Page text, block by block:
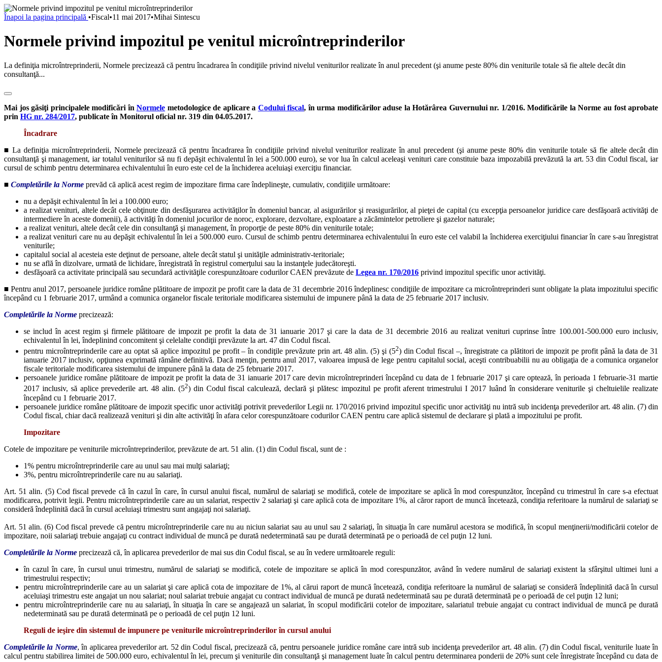
Înapoi la pagina principală •Fiscal•11 mai 2017•Mihai Sintescu
Normele privind impozitul pe venitul microîntreprinderilor
La definiţia microîntreprinderii, Normele precizează că pentru încadrarea în condiţiile privind nivelul veniturilor realizate în anul precedent (şi anume peste 80% din veniturile totale să fie altele decât din
consultanţă...
Mai jos găsiţi principalele modificări înNormele metodologice de aplicare a Codului fiscal, în urma modificărilor aduse la Hotărârea Guvernului nr. 1/2016.Modificările la Norme au fost aprobate
prin HG nr. 284/2017, publicate în Monitorul oficial nr. 319 din 04.05.2017.
Încadrare
■ La definiţia microîntreprinderii, Normele precizează că pentru încadrarea în condiţiile privind nivelul veniturilor realizate în anul precedent (şi anume peste 80% din veniturile totale să fie altele decât din
consultanţă şi management, iar totalul veniturilor să nu fi depăşit echivalentul în lei a 500.000 euro), se vor lua în calcul aceleaşi venituri care constituie baza impozabilă prevăzută la art. 53 din Codul fiscal, iar
cursul de schimb pentru determinarea echivalentului în euro este cel de la închiderea aceluiaşi exerciţiu financiar.
■ Completările la Norme prevăd că aplică acest regim de impozitare firma care îndeplineşte, cumulativ, condiţiile următoare:
nu a depăşit echivalentul în lei a 100.000 euro;
a realizat venituri, altele decât cele obţinute din desfăşurarea activităţilor în domeniul bancar, al asigurărilor şi reasigurărilor, al pieţei de capital (cu excepţia persoanelor juridice care desfăşoară activităţi de
intermediere în aceste domenii), ă activităţi în domeniul jocurilor de noroc, explorare, dezvoltare, exploatare a zăcămintelor petroliere şi gazelor naturale;
a realizat venituri, altele decât cele din consultanţă şi management, în proporţie de peste 80% din veniturile totale;
a realizat venituri care nu au depăşit echivalentul în lei a 500.000 euro. Cursul de schimb pentru determinarea echivalentului în euro este cel valabil la închiderea exerciţiului financiar în care s-au înregistrat
veniturile;
capitalul social al acesteia este deţinut de persoane, altele decât statul şi unităţile administrativ-teritoriale;
nu se află în dizolvare, urmată de lichidare, înregistrată în registrul comerţului sau la instanţele judecătoreşti.
desfăşoară ca activitate principală sau secundară activităţile corespunzătoare codurilorCAEN prevăzute de Legea nr. 170/2016 privind impozitul specific unor activităţi.
■ Pentru anul 2017, persoanele juridice române plătitoare de impozit pe profit care la data de 31 decembrie 2016 îndeplinesc condiţiile de impozitare ca microîntreprinderi sunt obligate la plata impozitului specific
începând cu 1 februarie 2017, urmând a comunica organelor fiscale teritoriale modificarea sistemului de impunere până la data de 25 februarie 2017 inclusiv.
Completările la Norme precizează:
se includ în acest regim şi firmele plătitoare de impozit pe profit la data de 31 ianuarie 2017 şi care la data de 31 decembrie 2016 au realizat venituri cuprinse între 100.001-500.000 euro inclusiv,
echivalentul în lei, îndeplinind concomitent şi celelalte condiţii prevăzute la art. 47 din Codul fiscal.
pentru microîntreprinderile care au optat să aplice impozitul pe profit – în condiţile prevăzute prin art. 48 alin. (5) şi (52) din Codul fiscal –, înregistrate ca plătitori de impozit pe profit până la data de 31
ianuarie 2017 inclusiv, opţiunea exprimată rămâne definitivă. Dacă menţin, pentru anul 2017, valoarea impusă de lege pentru capitalul social, aceşti contribuabilii nu au obligaţia de a comunica organelor
fiscale teritoriale modificarea sistemului de impunere până la data de 25 februarie 2017.
persoanele juridice române plătitoare de impozit pe profit la data de 31 ianuarie 2017 care devin microîntreprinderi începând cu data de 1 februarie 2017 şi care optează, în perioada 1 februarie-31 martie
2017 inclusiv, să aplice prevederile art. 48 alin. (52) din Codul fiscal calculează, declară şi plătesc impozitul pe profit aferent trimestrului I 2017 luând în considerare veniturile şi cheltuielile realizate
începând cu 1 februarie 2017.
persoanele juridice române plătitoare de impozit specific unor activităţi potrivit prevederilor Legii nr. 170/2016 privind impozitul specific unor activităţi nu intră sub incidenţa prevederilor art. 48 alin. (7) din
Codul fiscal, chiar dacă realizează venituri şi din alte activităţi în afara celor corespunzătoare codurilor CAEN pentru care aplică sistemul de declarare şi plată a impozitului pe profit.
Impozitare
Cotele de impozitare pe veniturile microîntreprinderilor, prevăzute de art. 51 alin. (1) din Codul fiscal, sunt de :
1% pentru microîntreprinderile care au unul sau mai mulţi salariaţi;
3%, pentru microîntreprinderile care nu au salariaţi.
Art. 51 alin. (5) Cod fiscal prevede că în cazul în care, în cursul anului fiscal, numărul de salariaţi se modifică, cotele de impozitare se aplică în mod corespunzător, începând cu trimestrul în care s-a efectuat
modificarea, potrivit legii. Pentru microîntreprinderile care au un salariat, respectiv 2 salariaţi şi care aplică cota de impozitare 1%, al căror raport de muncă încetează, condiţia referitoare la numărul de salariaţi se
consideră îndeplinită dacă în cursul aceluiaşi trimestru sunt angajaţi noi salariaţi.
Art. 51 alin. (6) Cod fiscal prevede că pentru microîntreprinderile care nu au niciun salariat sau au unul sau 2 salariaţi, în situaţia în care numărul acestora se modifică, în scopul menţinerii/modificării cotelor de
impozitare, noii salariaţi trebuie angajaţi cu contract individual de muncă pe durată nedeterminată sau pe durată determinată pe o perioadă de cel puţin 12 luni.
Completările la Norme precizează că, în aplicarea prevederilor de mai sus din Codul fiscal, se au în vedere următoarele reguli:
în cazul în care, în cursul unui trimestru, numărul de salariaţi se modifică, cotele de impozitare se aplică în mod corespunzător, având în vedere numărul de salariaţi existent la sfârşitul ultimei luni a
trimestrului respectiv;
pentru microîntreprinderile care au un salariat şi care aplică cota de impozitare de 1%, al cărui raport de muncă încetează, condiţia referitoare la numărul de salariaţi se consideră îndeplinită dacă în cursul
aceluiaşi trimestru este angajat un nou salariat; noul salariat trebuie angajat cu contract individual de muncă pe durată nedeterminată sau pe durată determinată pe o perioadă de cel puţin 12 luni;
pentru microîntreprinderile care nu au salariaţi, în situaţia în care se angajează un salariat, în scopul modificării cotelor de impozitare, salariatul trebuie angajat cu contract individual de muncă pe durată
nedeterminată sau pe durată determinată pe o perioadă de cel puţin 12 luni.
Reguli de ieşire din sistemul de impunere pe veniturile microîntreprinderilor în cursul anului
Completările la Norme, în aplicarea prevederilor art. 52 din Codul fiscal, precizează că, pentru persoanele juridice române care intră sub incidenţa prevederilor art. 48 alin. (7) din Codul fiscal, veniturile luate în
calcul pentru stabilirea limitei de 500.000 euro, echivalentul în lei, precum şi veniturile din consultanţă şi management luate în calcul pentru determinarea ponderii de 20% sunt cele înregistrate începând cu data de